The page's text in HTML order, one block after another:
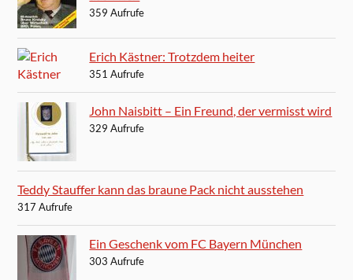
359 Aufrufe
Erich Kästner: Trotzdem heiter
351 Aufrufe
John Naisbitt – Ein Freund, der vermisst wird
329 Aufrufe
Teddy Stauffer kann das braune Pack nicht ausstehen
317 Aufrufe
Ein Geschenk vom FC Bayern München
303 Aufrufe